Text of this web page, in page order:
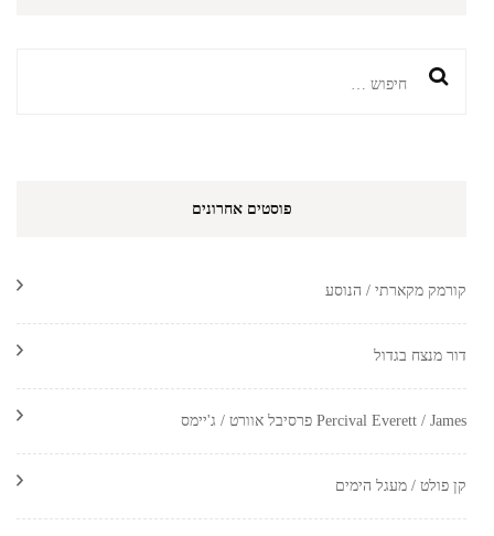
חיפוש:
פוסטים אחרונים
קורמק מקארתי / הנוסע
דור מנצח בגדול
Percival Everett / James פרסיבל אוורט / ג'יימס
קן פולט / מעגל הימים